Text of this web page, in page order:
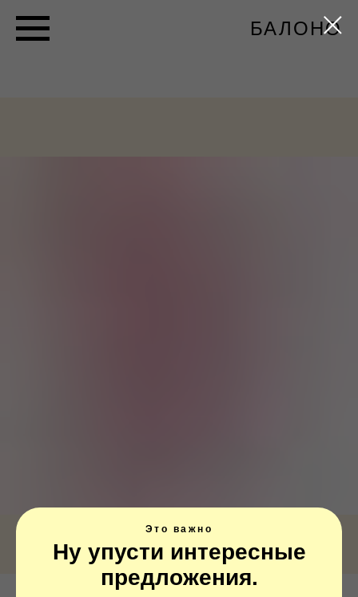
БАЛОНО
Это важно
Ну упусти интересные
предложения.